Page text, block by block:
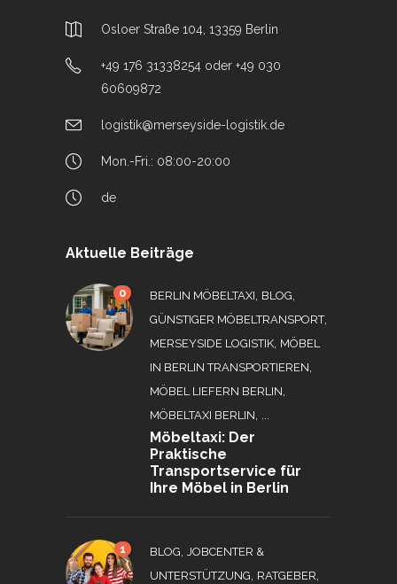
Osloer Straße 104, 13359 Berlin
+49 176 31338254 oder +49 030
60609872
logistik@merseyside-logistik.de
Mon.-Fri.: 08:00-20:00
de
Aktuelle Beiträge
0 BERLIN MÖBELTAXI, BLOG,
GÜNSTIGER MÖBELTRANSPORT,
MERSEYSIDE LOGISTIK, MÖBEL
IN BERLIN TRANSPORTIEREN,
MÖBEL LIEFERN BERLIN,
MÖBELTAXI BERLIN, ...
Möbeltaxi: Der
Praktische
Transportservice für
Ihre Möbel in Berlin
1 BLOG, JOBCENTER &
UNTERSTÜTZUNG, RATGEBER,